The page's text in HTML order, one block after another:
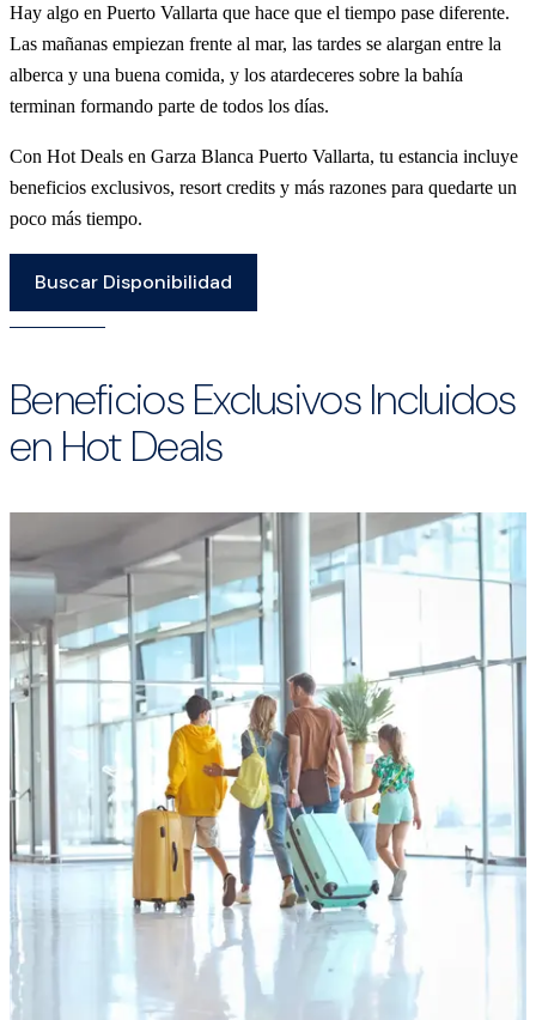
Hay algo en Puerto Vallarta que hace que el tiempo pase diferente.
Las mañanas empiezan frente al mar, las tardes se alargan entre la
alberca y una buena comida, y los atardeceres sobre la bahía
terminan formando parte de todos los días.
Con Hot Deals en Garza Blanca Puerto Vallarta, tu estancia incluye
beneficios exclusivos, resort credits y más razones para quedarte un
poco más tiempo.
Buscar Disponibilidad
Beneficios Exclusivos Incluidos
en Hot Deals